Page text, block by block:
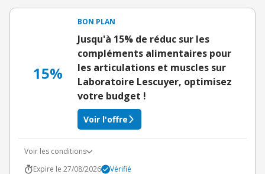
15%
BON PLAN
Jusqu'à 15% de réduc sur les
compléments alimentaires pour
les articulations et muscles sur
Laboratoire Lescuyer, optimisez
votre budget !
Voir l'offre
Voir les conditions
Expire le 27/08/2026
Vérifié